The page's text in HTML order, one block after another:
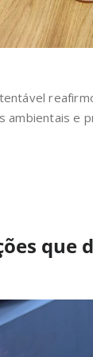
ambientais
que